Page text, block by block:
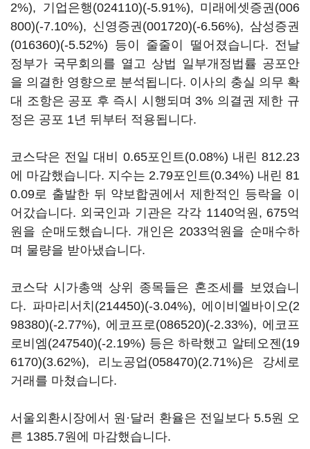
2%), 기업은행(024110)(-5.91%), 미래에셋증권(006
800)(-7.10%), 신영증권(001720)(-6.56%), 삼성증권
(016360)(-5.52%) 등이 줄줄이 떨어졌습니다. 전날
정부가 국무회의를 열고 상법 일부개정법률 공포안
을 의결한 영향으로 분석됩니다. 이사의 충실 의무 확
대 조항은 공포 후 즉시 시행되며 3% 의결권 제한 규
정은 공포 1년 뒤부터 적용됩니다.
코스닥은 전일 대비 0.65포인트(0.08%) 내린 812.23
에 마감했습니다. 지수는 2.79포인트(0.34%) 내린 81
0.09로 출발한 뒤 약보합권에서 제한적인 등락을 이
어갔습니다. 외국인과 기관은 각각 1140억원, 675억
원을 순매도했습니다. 개인은 2033억원을 순매수하
며 물량을 받아냈습니다.
코스닥 시가총액 상위 종목들은 혼조세를 보였습니
다. 파마리서치(214450)(-3.04%), 에이비엘바이오(2
98380)(-2.77%), 에코프로(086520)(-2.33%), 에코프
로비엠(247540)(-2.19%) 등은 하락했고 알테오젠(19
6170)(3.62%), 리노공업(058470)(2.71%)은 강세로
거래를 마쳤습니다.
서울외환시장에서 원·달러 환율은 전일보다 5.5원 오
른 1385.7원에 마감했습니다.